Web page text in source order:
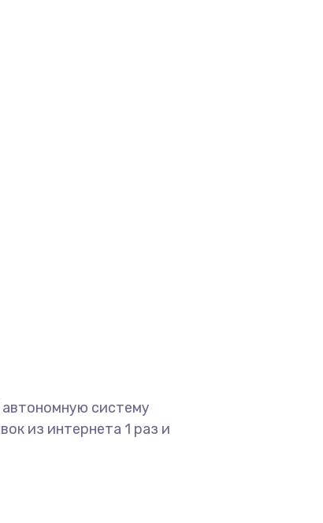
автономную систему
из интернета 1 раз и